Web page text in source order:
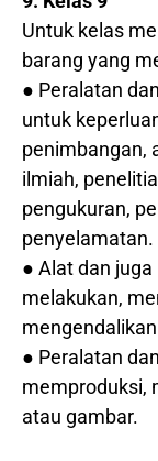
Untuk kelas
barang yang
● Peralatan
untuk
penimbangan,
ilmiah,
pengukuran,
penyelamatan.
● Alat dan
melakukan,
● Peralatan
memproduksi,
atau gambar.